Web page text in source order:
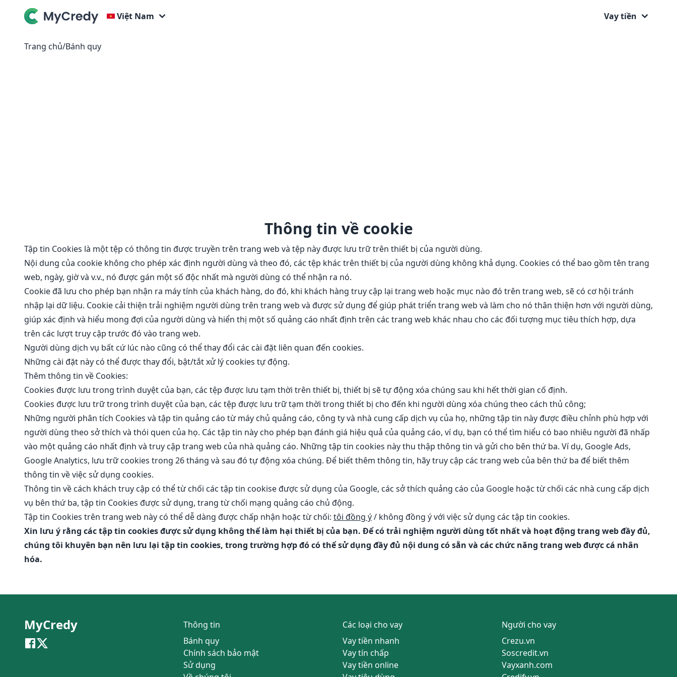
Việt Nam Vay tiền
Trang chủ/Bánh quy
Thông tin về cookie
Tập tin Cookies là một tệp có thông tin được truyền trên trang web và tệp này được lưu trữ trên thiết bị của người dùng.
Nội dung của cookie không cho phép xác định người dùng và theo đó, các tệp khác trên thiết bị của người dùng không khả dụng. Cookies có thể bao gồm tên trang
web, ngày, giờ và v.v., nó được gán một số độc nhất mà người dùng có thể nhận ra nó.
Cookie đã lưu cho phép bạn nhận ra máy tính của khách hàng, do đó, khi khách hàng truy cập lại trang web hoặc mục nào đó trên trang web, sẽ có cơ hội tránh
nhập lại dữ liệu. Cookie cải thiện trải nghiệm người dùng trên trang web và được sử dụng để giúp phát triển trang web và làm cho nó thân thiện hơn với người dùng,
giúp xác định và hiểu mong đợi của người dùng và hiển thị một số quảng cáo nhất định trên các trang web khác nhau cho các đối tượng mục tiêu thích hợp, dựa
trên các lượt truy cập trước đó vào trang web.
Người dùng dịch vụ bất cứ lúc nào cũng có thể thay đổi các cài đặt liên quan đến cookies.
Những cài đặt này có thể được thay đổi, bật/tắt xử lý cookies tự động.
Thêm thông tin về Cookies:
Cookies được lưu trong trình duyệt của bạn, các tệp được lưu tạm thời trên thiết bị, thiết bị sẽ tự động xóa chúng sau khi hết thời gian cố định.
Cookies được lưu trữ trong trình duyệt của bạn, các tệp được lưu trữ tạm thời trong thiết bị cho đến khi người dùng xóa chúng theo cách thủ công;
Những người phân tích Cookies và tập tin quảng cáo từ máy chủ quảng cáo, công ty và nhà cung cấp dịch vụ của họ, những tập tin này được điều chỉnh phù hợp với
người dùng theo sở thích và thói quen của họ. Các tập tin này cho phép bạn đánh giá hiệu quả của quảng cáo, ví dụ, bạn có thể tìm hiểu có bao nhiêu người đã nhấp
vào một quảng cáo nhất định và truy cập trang web của nhà quảng cáo. Những tập tin cookies này thu thập thông tin và gửi cho bên thứ ba. Ví dụ, Google Ads,
Google Analytics, lưu trữ cookies trong 26 tháng và sau đó tự động xóa chúng. Để biết thêm thông tin, hãy truy cập các trang web của bên thứ ba để biết thêm
thông tin về việc sử dụng cookies.
Thông tin về cách khách truy cập có thể từ chối các tập tin cookise được sử dụng của Google, các sở thích quảng cáo của Google hoặc từ chối các nhà cung cấp dịch
vụ bên thứ ba, tập tin Cookies được sử dụng, trang từ chối mạng quảng cáo chủ động.
Tập tin Cookies trên trang web này có thể dễ dàng được chấp nhận hoặc từ chối: tôi đồng ý/ không đồng ývới việc sử dụng các tập tin cookies.
Xin lưu ý rằng các tập tin cookies được sử dụng không thể làm hại thiết bị của bạn. Để có trải nghiệm người dùng tốt nhất và hoạt động trang web đầy đủ,
chúng tôi khuyên bạn nên lưu lại tập tin cookies, trong trường hợp đó có thể sử dụng đầy đủ nội dung có sẵn và các chức năng trang web được cá nhân
hóa.
MyCredy
Thông tin
Bánh quy
Chính sách bảo mật
Sử dụng
Các loại cho vay
Vay tiền nhanh
Vay tín chấp
Vay tiền online
Người cho vay
Crezu.vn
Soscredit.vn
Vayxanh.com